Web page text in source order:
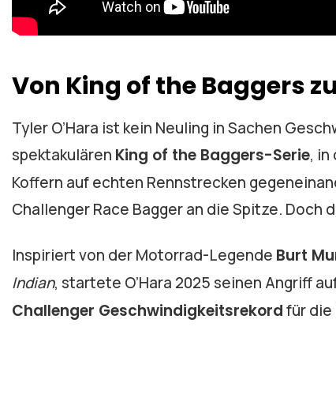
Von King of the Baggers
Tyler O’Hara ist kein Neuling in Sachen
spektakulären King of the Baggers-Serie, in
Koffern auf echten Rennstrecken
Challenger Race Bagger an die Spitze.
Inspiriert von der Motorrad-Legende Burt
Indian, startete O’Hara 2025 seinen Angriff
Challenger Geschwindigkeitsrekordfür die